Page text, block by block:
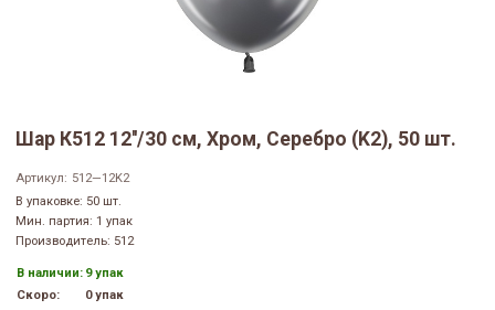
Шар К512 12''/30 см, Хром, Серебро (K2), 50 шт.
Артикул: 512—12K2
В упаковке: 50 шт.
Мин. партия: 1 упак
Производитель: 512
В наличии: 9 упак
Скоро:
0 упак